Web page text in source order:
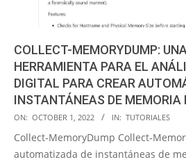
COLLECT-MEMORYDUMP:
HERRAMIENTA PARA EL
DIGITAL PARA CREAR
INSTANTÁNEAS DE MEMORIA
2022-
10-
01
ON: OCTOBER 1, 2022 IN: TUTORIALES
Collect-MemoryDump Collect-
automatizada de instantáneas de